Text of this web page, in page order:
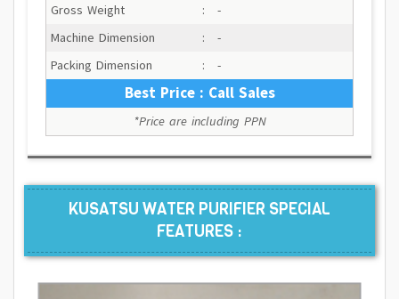
Gross Weight
:
-
Machine Dimension
:
-
Packing Dimension
: -
Best Price : Call Sales
*Price are including PPN
KUSATSU WATER PURIFIER SPECIAL
FEATURES :